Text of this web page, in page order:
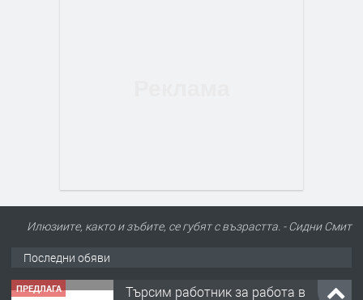
Илюзиите, както и зъбите, се губят с възрастта. - Сидни Смит
Последни обяви
ПРЕДЛАГА
Търсим работник за работа в